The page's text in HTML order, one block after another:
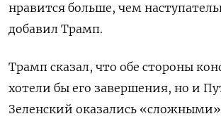
нравится больше, чем
добавил Трамп.
Трамп сказал, что ‌обе стороны
хотели бы его завершения, но и
Зеленский оказались